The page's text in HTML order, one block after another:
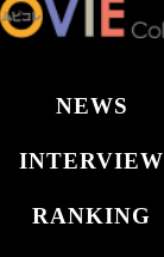
NEWS
INTERVIEW
RANKING